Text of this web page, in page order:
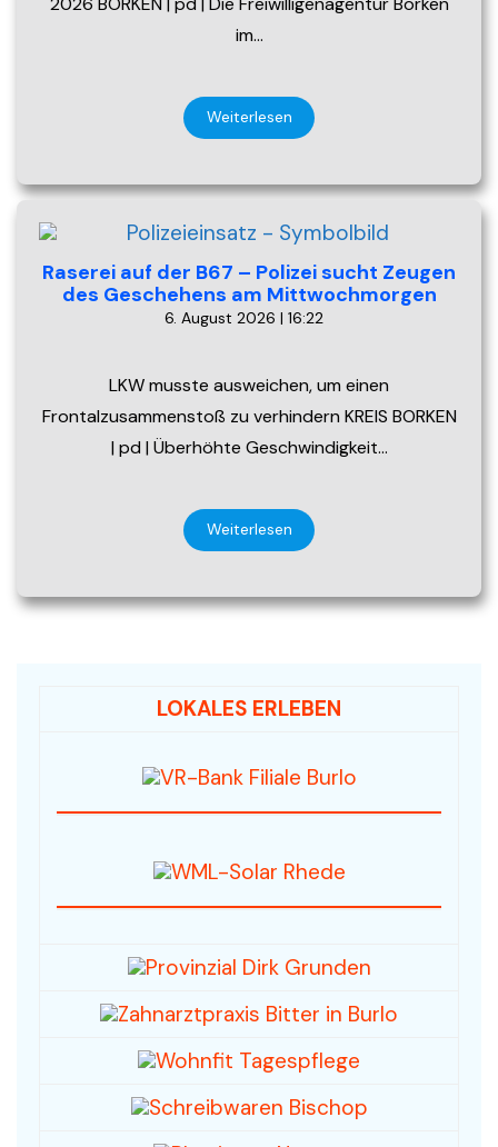
im…
Weiterlesen
Raserei auf der B67 – Polizei sucht Zeugen
des Geschehens am Mittwochmorgen
6. August 2026 | 16:22
LKW musste ausweichen, um einen
Frontalzusammenstoß zu verhindern KREIS BORKEN
| pd | Überhöhte Geschwindigkeit…
Weiterlesen
LOKALES ERLEBEN